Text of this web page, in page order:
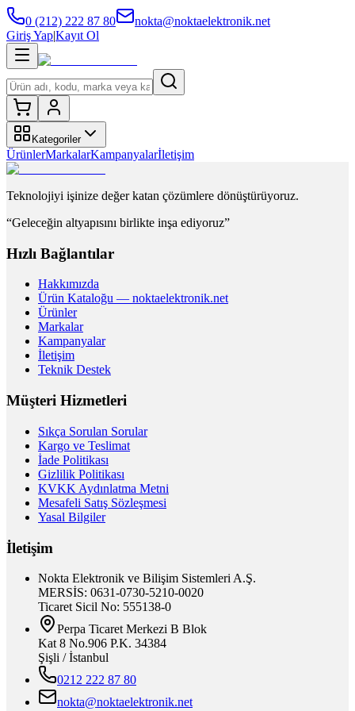
0 (212) 222 87 80
nokta@noktaelektronik.net
Giriş Yap|Kayıt Ol
Kategoriler
ÜrünlerMarkalarKampanyalarİletişim
Teknolojiyi işinize değer katan çözümlere dönüştürüyoruz.
“Geleceğin altyapısını birlikte inşa ediyoruz”
Hızlı Bağlantılar
Hakkımızda
Ürün Kataloğu — noktaelektronik.net
Ürünler
Markalar
Kampanyalar
İletişim
Teknik Destek
Müşteri Hizmetleri
Sıkça Sorulan Sorular
Kargo ve Teslimat
İade Politikası
Gizlilik Politikası
KVKK Aydınlatma Metni
Mesafeli Satış Sözleşmesi
Yasal Bilgiler
İletişim
Nokta Elektronik ve Bilişim Sistemleri A.Ş.
MERSİS: 0631-0730-5210-0020
Ticaret Sicil No: 555138-0
Perpa Ticaret Merkezi B Blok
Kat 8 No.906 P.K. 34384
Şişli / İstanbul
0212 222 87 80
nokta@noktaelektronik.net